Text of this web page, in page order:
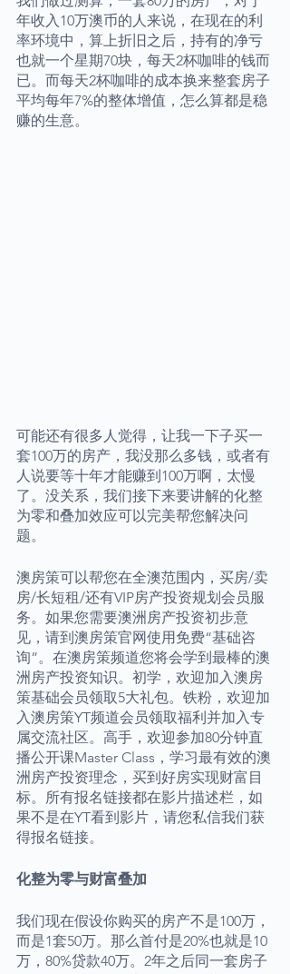
年收入10万澳币的人来说，在现在的利
率环境中，算上折旧之后，持有的净亏
也就一个星期70块，每天2杯咖啡的钱而
已。而每天2杯咖啡的成本换来整套房子
平均每年7%的整体增值，怎么算都是稳
赚的生意。
可能还有很多人觉得，让我一下子买一
套100万的房产，我没那么多钱，或者有
人说要等十年才能赚到100万啊，太慢
了。没关系，我们接下来要讲解的化整
为零和叠加效应可以完美帮您解决问
题。
澳房策可以帮您在全澳范围内，买房/卖
房/长短租/还有VIP房产投资规划会员服
务。如果您需要澳洲房产投资初步意
见，请到澳房策官网使用免费“基础咨
询”。在澳房策频道您将会学到最棒的澳
洲房产投资知识。初学，欢迎加入澳房
策基础会员领取5大礼包。铁粉，欢迎加
入澳房策YT频道会员领取福利并加入专
属交流社区。高手，欢迎参加80分钟直
播公开课Master Class，学习最有效的澳
洲房产投资理念，买到好房实现财富目
标。所有报名链接都在影片描述栏，如
果不是在YT看到影片，请您私信我们获
得报名链接。
化整为零与财富叠加
我们现在假设你购买的房产不是100万，
而是1套50万。那么首付是20%也就是10
万，80%贷款40万。2年之后同一套房子